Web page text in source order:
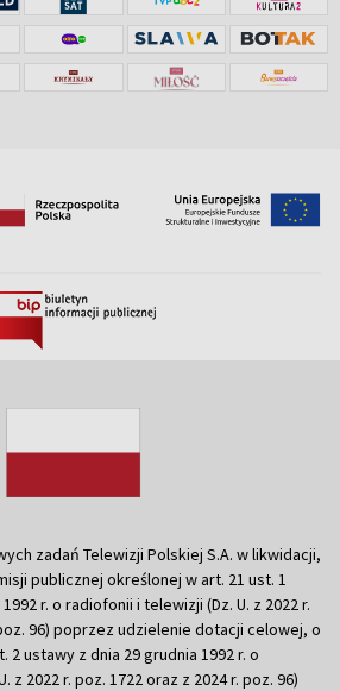
zadań Telewizji Polskiej S.A. w likwidacji,
publicznej określonej w art. 21 ust. 1
r. o radiofonii i telewizji (Dz. U. z 2022 r.
96) poprzez udzielenie dotacji celowej, o
2 ustawy z dnia 29 grudnia 1992 r. o
z 2022 r. poz. 1722 oraz z 2024 r. poz. 96)